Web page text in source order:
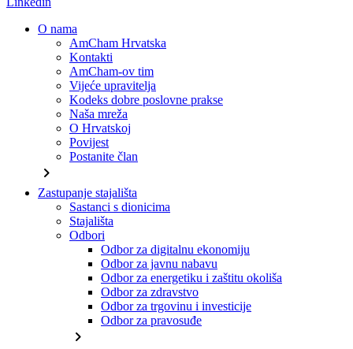
O nama
AmCham Hrvatska
Kontakti
AmCham-ov tim
Vijeće upravitelja
Kodeks dobre poslovne prakse
Naša mreža
O Hrvatskoj
Povijest
Postanite član
chevron_right
Zastupanje stajališta
Sastanci s dionicima
Stajališta
Odbori
Odbor za digitalnu ekonomiju
Odbor za javnu nabavu
Odbor za energetiku i zaštitu okoliša
Odbor za zdravstvo
Odbor za trgovinu i investicije
Odbor za pravosuđe
chevron_right